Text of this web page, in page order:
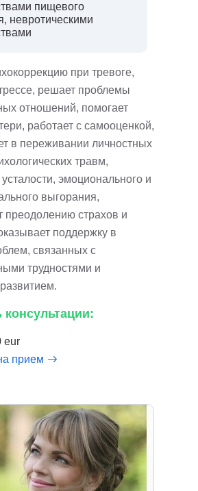
пищевого
невротическими
при тревоге,
решает проблемы
отношений, помогает
работает с самооценкой,
в переживании личностных
травм,
эмоционального и
выгорания,
преодолению страхов и
поддержку в
связанных с
трудностями и
eur
прием